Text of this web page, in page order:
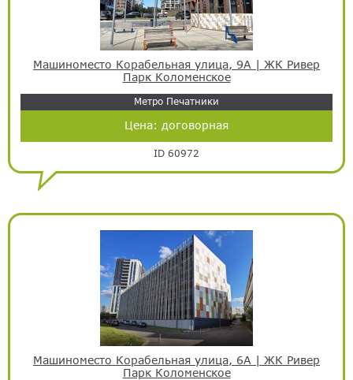
Машиноместо Корабельная улица, 9А | ЖК Ривер
Парк Коломенское
Метро Печатники
Цена: договорная
ID 60972
Машиноместо Корабельная улица, 6А | ЖК Ривер
Парк Коломенское